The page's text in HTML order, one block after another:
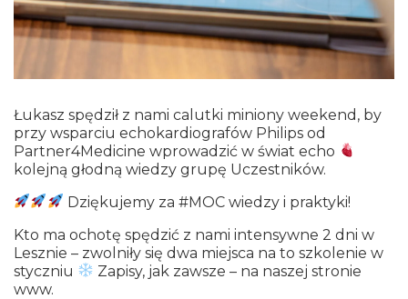
Łukasz spędził z nami calutki miniony weekend, by
przy wsparciu echokardiografów Philips od
Partner4Medicine wprowadzić w świat echo
kolejną głodną wiedzy grupę Uczestników.
Dziękujemy za #MOC wiedzy i praktyki!
Kto ma ochotę spędzić z nami intensywne 2 dni w
Lesznie – zwolniły się dwa miejsca na to szkolenie w
styczniu
Zapisy, jak zawsze – na naszej stronie
www.